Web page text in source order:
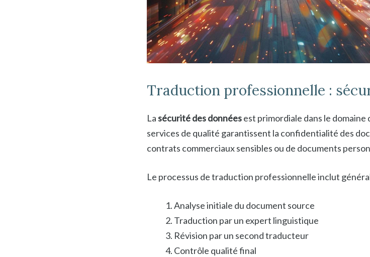
Traduction professionnelle :
Lasécurité des donnéesest primordiale dans le
services de qualité garantissent la confidentialité des
contrats commerciaux sensibles ou de documents
Le processus de traduction professionnelle inclut
Analyse initiale du document source
Traduction par un expert linguistique
Révision par un second traducteur
Contrôle qualité final